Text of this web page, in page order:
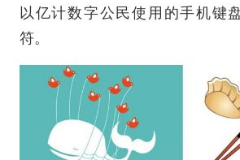
以亿计数字公民使用的手机键
符。